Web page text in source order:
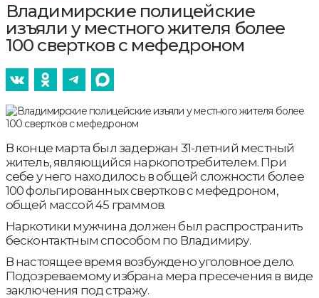
Владимирские полицейские
изъяли у местного жителя более
100 свертков с мефедроном
В конце марта был задержан 31-летний местный
житель, являющийся наркопотребителем. При
себе у него находилось в общей сложности более
100 фольгированных свертков с мефедроном,
общей массой 45 граммов.
Наркотики мужчина должен был распространить
бесконтактным способом по Владимиру.
В настоящее время возбуждено уголовное дело.
Подозреваемому избрана мера пресечения в виде
заключения под стражу.